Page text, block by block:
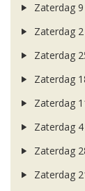
Zaterdag
Zaterdag
Zaterdag
Zaterdag
Zaterdag
Zaterdag
Zaterdag
Zaterdag